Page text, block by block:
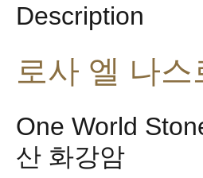
Description
로사 엘 나스
One World
산 화강암